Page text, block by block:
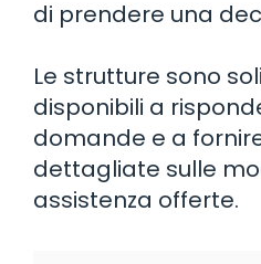
di prendere una
Le strutture sono
disponibili a
domande e a
dettagliate sulle
assistenza offerte.